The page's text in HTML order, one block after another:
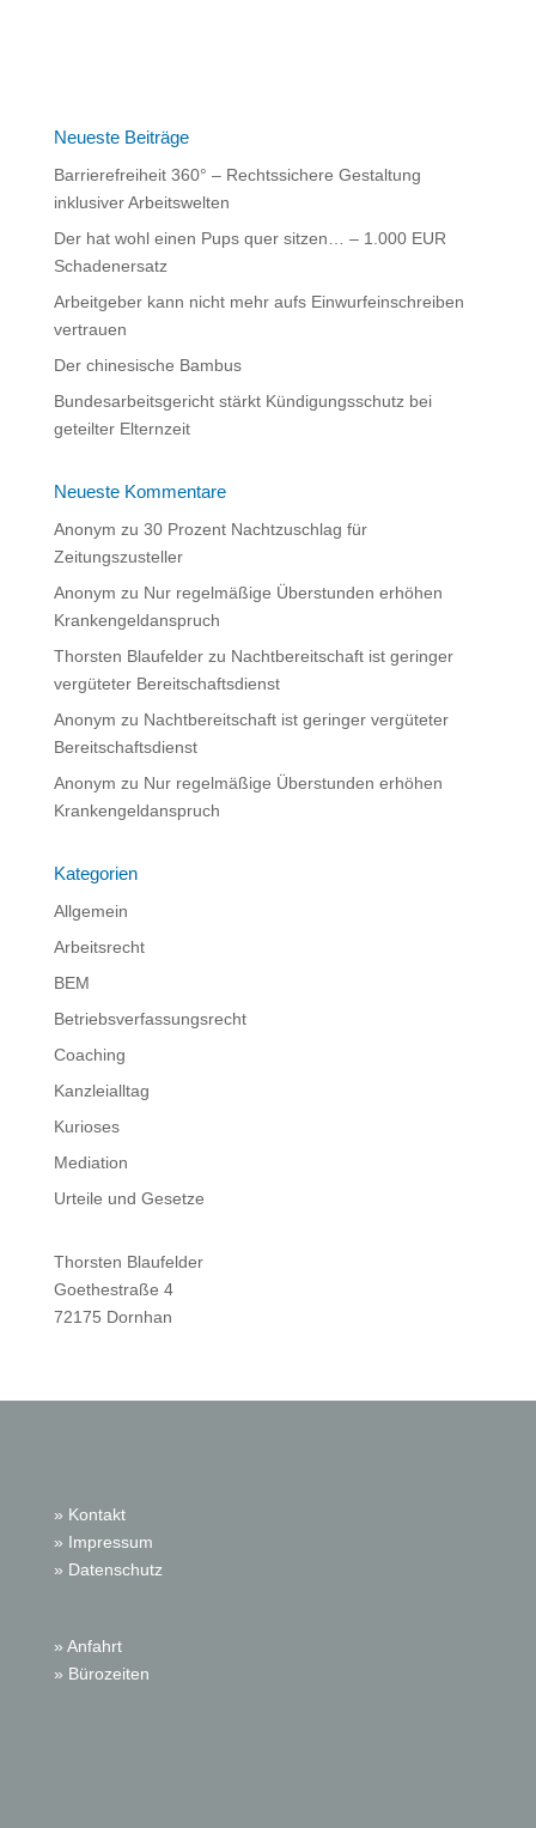
n
v
e
:
Neueste Beiträge
Barrierefreiheit 360° – Rechtssichere Gestaltung
inklusiver Arbeitswelten
Der hat wohl einen Pups quer sitzen… – 1.000 EUR
Schadenersatz
Arbeitgeber kann nicht mehr aufs Einwurfeinschreiben
vertrauen
Der chinesische Bambus
Bundesarbeitsgericht stärkt Kündigungsschutz bei
geteilter Elternzeit
Neueste Kommentare
Anonym zu 30 Prozent Nachtzuschlag für
Zeitungszusteller
Anonym zu Nur regelmäßige Überstunden erhöhen
Krankengeldanspruch
Thorsten Blaufelderzu Nachtbereitschaft ist geringer
vergüteter Bereitschaftsdienst
Anonym zu Nachtbereitschaft ist geringer vergüteter
Bereitschaftsdienst
Anonym zu Nur regelmäßige Überstunden erhöhen
Krankengeldanspruch
Kategorien
Allgemein
Arbeitsrecht
BEM
Betriebsverfassungsrecht
Coaching
Kanzleialltag
Kurioses
Mediation
Urteile und Gesetze
Thorsten Blaufelder
Goethestraße 4
72175 Dornhan
» Kontakt
» Impressum
» Datenschutz
» Anfahrt
» Bürozeiten